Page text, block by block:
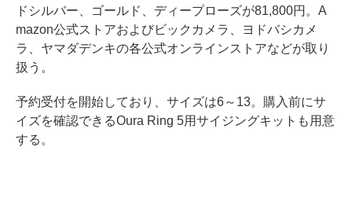
ドシルバー、ゴールド、ディープローズが81,800円。A
mazon公式ストアおよびビックカメラ、ヨドバシカメ
ラ、ヤマダデンキの各公式オンラインストアなどが取り
扱う。
予約受付を開始しており、サイズは6～13。購入前にサ
イズを確認できるOura Ring 5用サイジングキットも用意
する。